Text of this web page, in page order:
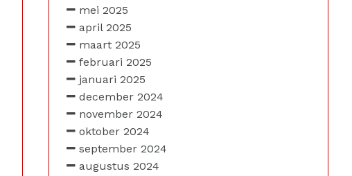
mei 2025
april 2025
maart 2025
februari 2025
januari 2025
december 2024
november 2024
oktober 2024
september 2024
augustus 2024